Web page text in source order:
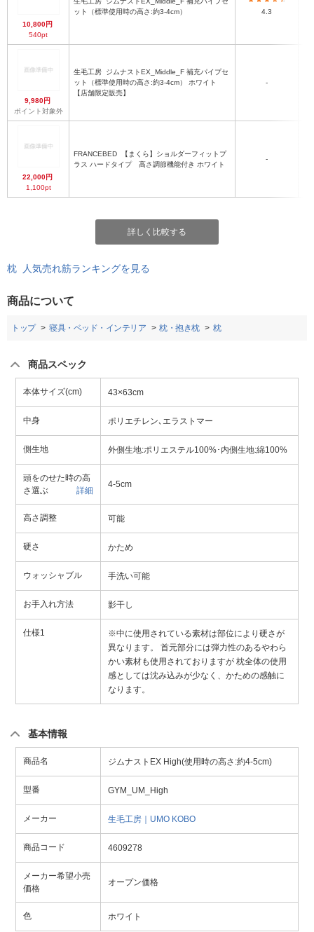
10,800円
540pt
ット（標準使用時の高さ:約3-4cm）
4.3
9,980円
ポイント対象外
生毛工房
ット（標準使用時の高さ:約3-4cm） ホワイト
【店舗限定販売】
-
22,000円
1,100pt
FRANCEBED
ラス ハードタイプ 高さ調節機能付き ホワイト
-
詳しく比較する
枕 人気売れ筋ランキングを見る
商品について
トップ 寝具・ベッド・インテリア 枕・抱き枕 枕
商品スペック
本体サイズ(cm) 43×63cm
中身 ポリエチレン､エラストマー
側生地 外側生地:ポリエステル100%･内側生地:綿100%
頭をのせた時の高
さ選ぶ
詳細
4-5cm
高さ調整 可能
硬さ かため
ウォッシャブル 手洗い可能
お手入れ方法 影干し
仕様1
※中に使用されている素材は部位により硬さが
異なります。 首元部分には弾力性のあるやわら
かい素材も使用されておりますが 枕全体の使用
感としては沈み込みが少なく、かための感触に
なります。
基本情報
商品名 ジムナストEX High(使用時の高さ:約4-5cm)
型番 GYM_UM_High
メーカー 生毛工房｜UMO KOBO
商品コード 4609278
メーカー希望小売
価格
オープン価格
色 ホワイト